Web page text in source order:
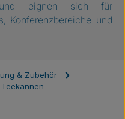
und eignen sich für
Konferenzbereiche und
& Zubehör
Teekannen